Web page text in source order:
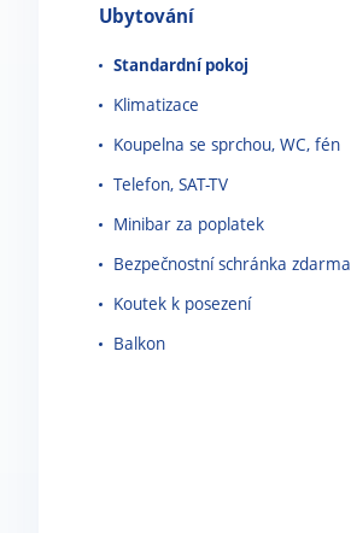
Ubytování
Standardní pokoj
Klimatizace
Koupelna se sprchou, WC, fén
Telefon, SAT-TV
Minibar za poplatek
Bezpečnostní schránka zdarma
Koutek k posezení
Balkon